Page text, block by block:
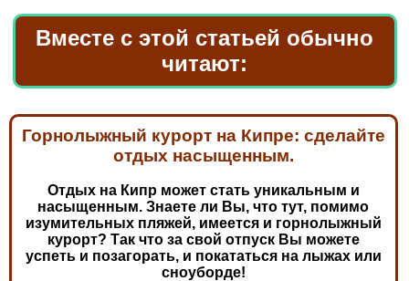
Вместе с этой статьей обычно
читают:
Горнолыжный курорт на Кипре: сделайте
отдых насыщенным.
Отдых на Кипр может стать уникальным и
насыщенным. Знаете ли Вы, что тут, помимо
изумительных пляжей, имеется и горнолыжный
курорт? Так что за свой отпуск Вы можете
успеть и позагорать, и покататься на лыжах или
сноуборде!